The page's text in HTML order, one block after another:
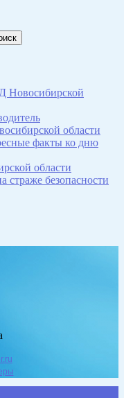
Новосибирской
области
факты ко дню
области
страже безопасности